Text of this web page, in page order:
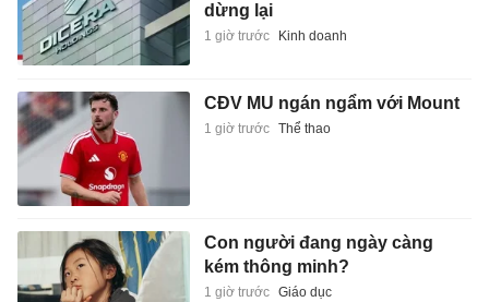
dừng lại
1 giờ trước Kinh doanh
CĐV MU ngán ngẩm với Mount
1 giờ trước Thể thao
Con người đang ngày càng
kém thông minh?
1 giờ trước Giáo dục